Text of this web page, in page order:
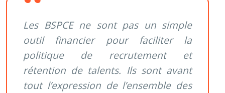
Les BSPCE ne sont pas un simple
outil financier pour faciliter la
politique de recrutement et
rétention de talents. Ils sont avant
tout l’expression de l’ensemble des